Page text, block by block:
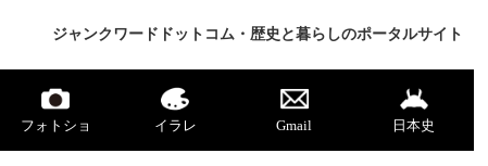
ジャンクワードドットコム・歴史と暮らしのポータルサイト
フォトショ イラレ Gmail 日本史